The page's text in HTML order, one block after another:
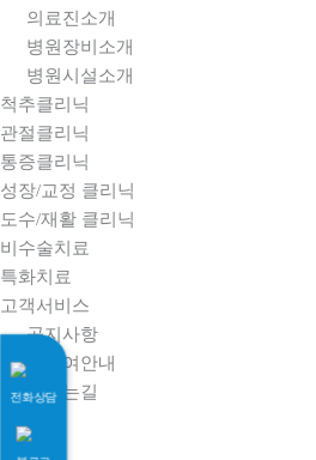
의료진소개
병원장비소개
병원시설소개
척추클리닉
관절클리닉
통증클리닉
성장/교정 클리닉
도수/재활 클리닉
비수술치료
특화치료
고객서비스
공지사항
비급여안내
오시는길
전화상담